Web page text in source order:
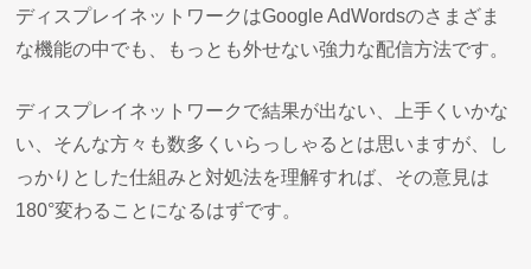
ディスプレイネットワークはGoogle AdWordsのさまざま
な機能の中でも、もっとも外せない強力な配信方法です。
ディスプレイネットワークで結果が出ない、上手くいかな
い、そんな方々も数多くいらっしゃるとは思いますが、し
っかりとした仕組みと対処法を理解すれば、その意見は
180°変わることになるはずです。